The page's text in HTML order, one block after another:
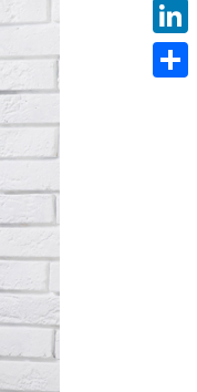
Email